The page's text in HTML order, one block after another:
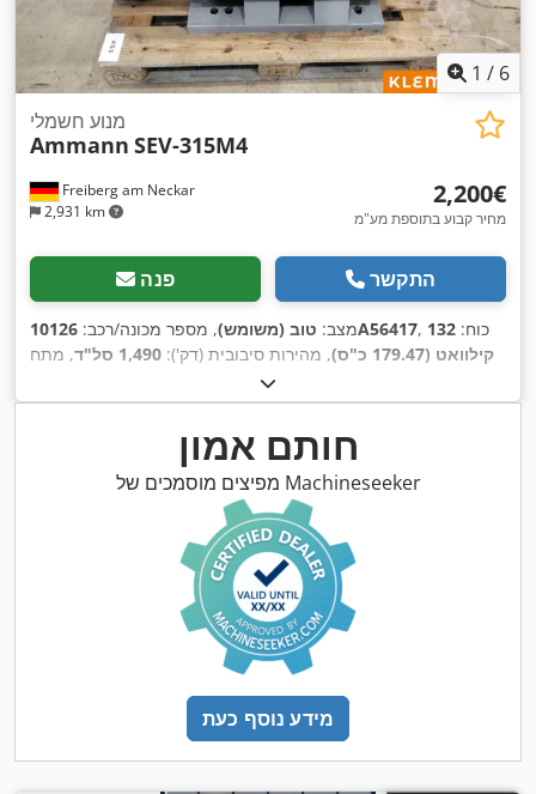
1 / 6
Freiberg am Neckar
2,931 km
מנוע חשמלי
Ammann SEV-315M4
‏2,200 ‏€
מחיר קבוע בתוספת מע"מ
פנה התקשר
מצב: טוב (משומש), מספר מכונה/רכב: 10126A56417 , כוח: 132
קילוואט (179.47 כ"ס)
, מהירות סיבובית (דק'): 1,490 סל"ד
, מתח
, אורך
כולל:1,200 מ"מ , רוחב כולל:800 מ"מ , גובה כולל:1,100 מ"מ ,
חותם אמון
מפיצים מוסמכים של Machineseeker
מידע נוסף כעת